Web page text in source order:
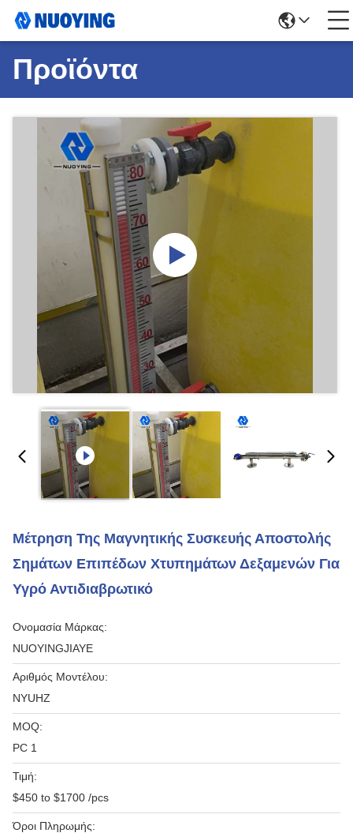
Προϊόντα
Μέτρηση Της Μαγνητικής Συσκευής Αποστολής
Σημάτων Επιπέδων Χτυπημάτων Δεξαμενών Για
Υγρό Αντιδιαβρωτικό
Ονομασία Μάρκας:
NUOYINGJIAYE
Αριθμός Μοντέλου:
NYUHZ
MOQ:
PC 1
Τιμή:
$450 to $1700 /pcs
Όροι Πληρωμής: